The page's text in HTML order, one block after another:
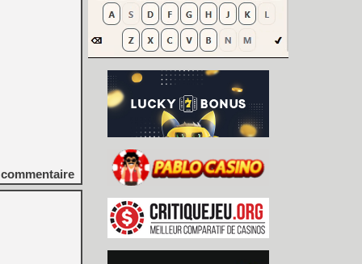
commentaire